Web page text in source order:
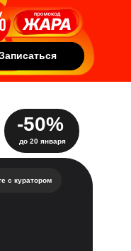
с куратором
-50%
до 20 января